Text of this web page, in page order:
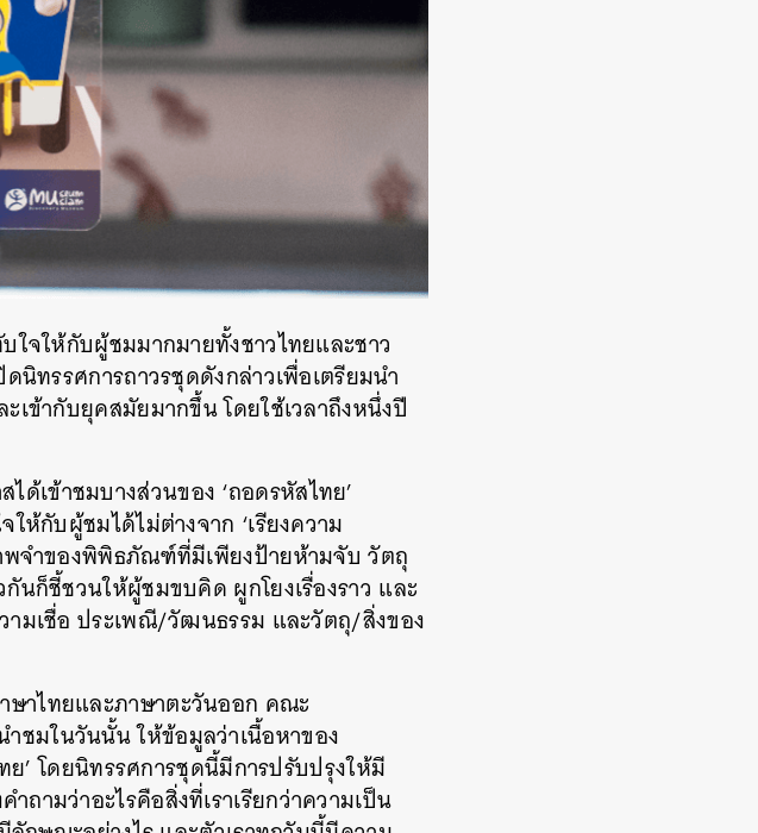
ใจให้กับผู้ชมมากมายทั้งชาวไทยและชาว
นิทรรศการถาวรชุดดังกล่าวเพื่อเตรียมนำ
เข้ากับยุคสมัยมากขึ้น โดยใช้เวลาถึงหนึ่งปี
ด้เข้าชมบางส่วนของ ‘ถอดรหัสไทย’
ห้กับผู้ชมได้ไม่ต่างจาก ‘เรียงความ
พจำของพิพิธภัณฑ์ที่มีเพียงป้ายห้ามจับ วัตถุ
นก็ชี้ชวนให้ผู้ชมขบคิด ผูกโยงเรื่องราว และ
ามเชื่อ ประเพณี/วัฒนธรรม และวัตถุ/สิ่งของ
ษาไทยและภาษาตะวันออก คณะ
ชมในวันนั้น ให้ข้อมูลว่าเนื้อหาของ
ย’ โดยนิทรรศการชุดนี้มีการปรับปรุงให้มี
ามว่าอะไรคือสิ่งที่เราเรียกว่าความเป็น
EMAIL